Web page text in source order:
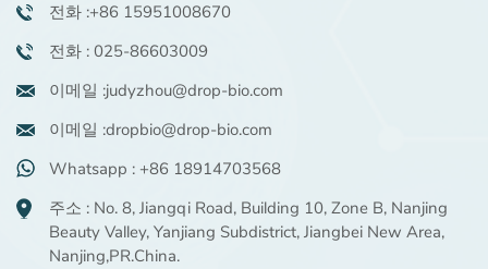
전화 :+86 15951008670
전화 : 025-86603009
이메일 :judyzhou@drop-bio.com
이메일 :dropbio@drop-bio.com
Whatsapp : +86 18914703568
주소 : No. 8, Jiangqi Road, Building 10, Zone B, Nanjing
Beauty Valley, Yanjiang Subdistrict, Jiangbei New Area,
Nanjing,PR.China.